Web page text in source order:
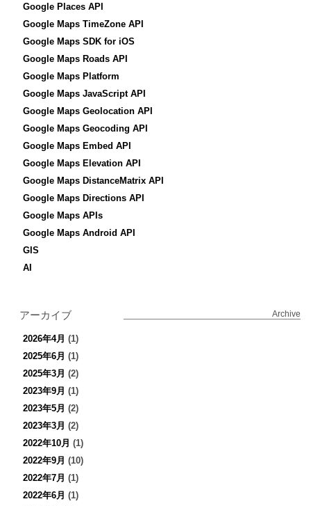
Google Places API
Google Maps TimeZone API
Google Maps SDK for iOS
Google Maps Roads API
Google Maps Platform
Google Maps JavaScript API
Google Maps Geolocation API
Google Maps Geocoding API
Google Maps Embed API
Google Maps Elevation API
Google Maps DistanceMatrix API
Google Maps Directions API
Google Maps APIs
Google Maps Android API
GIS
AI
アーカイブ Archive
2026年4月 (1)
2025年6月 (1)
2025年3月 (2)
2023年9月 (1)
2023年5月 (2)
2023年3月 (2)
2022年10月 (1)
2022年9月 (10)
2022年7月 (1)
2022年6月 (1)